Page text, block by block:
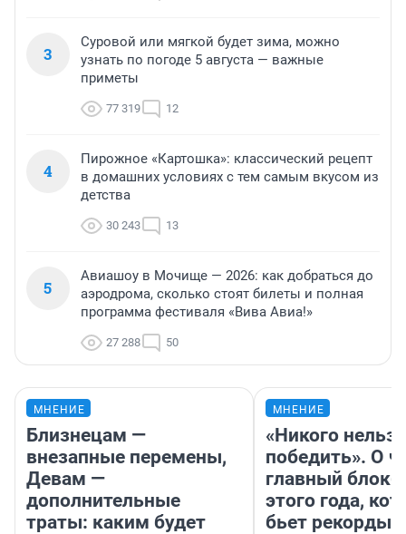
3
Суровой или мягкой будет зима, можно
узнать по погоде 5 августа — важные
приметы
77 319 12
4
Пирожное «Картошка»: классический рецепт
в домашних условиях с тем самым вкусом из
детства
30 243 13
5
Авиашоу в Мочище — 2026: как добраться до
аэродрома, сколько стоят билеты и полная
программа фестиваля «Вива Авиа!»
27 288 50
МНЕНИЕ
Близнецам —
внезапные перемены,
Девам —
дополнительные
траты: каким будет
МНЕНИЕ
«Никого нельзя
победить». О
главный
этого года,
бьет рекорды в